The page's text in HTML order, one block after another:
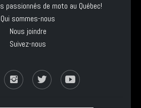
passionnés de moto au Québec!
Qui sommes-nous
Nous joindre
Suivez-nous